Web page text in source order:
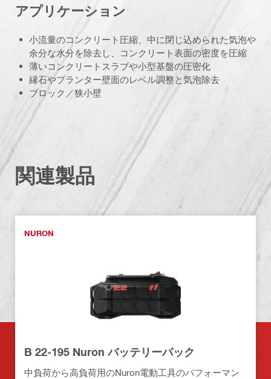
アプリケーション
小流量のコンクリート圧縮、中に閉じ込められた気泡や
余分な水分を除去し、コンクリート表面の密度を圧縮
薄いコンクリートスラブや小型基盤の圧密化
縁石やプランター壁面のレベル調整と気泡除去
ブロック／狭小壁
関連製品
NURON
B 22-195 Nuron バッテリーパック
中負荷から高負荷用のNuron電動工具のパフォーマン